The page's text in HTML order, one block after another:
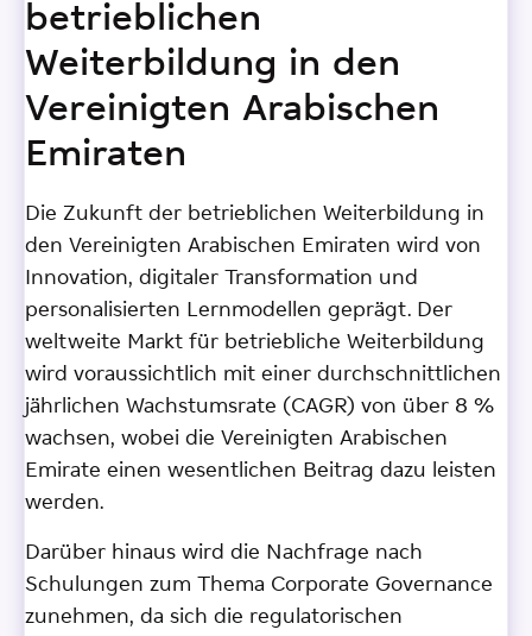
betrieblichen
Weiterbildung in den
Vereinigten Arabischen
Emiraten
Die Zukunft der betrieblichen Weiterbildung in
den Vereinigten Arabischen Emiraten wird von
Innovation, digitaler Transformation und
personalisierten Lernmodellen geprägt. Der
weltweite Markt für betriebliche Weiterbildung
wird voraussichtlich mit einer durchschnittlichen
jährlichen Wachstumsrate (CAGR) von über 8 %
wachsen, wobei die Vereinigten Arabischen
Emirate einen wesentlichen Beitrag dazu leisten
werden.
Darüber hinaus wird die Nachfrage nach
Schulungen zum Thema Corporate Governance
zunehmen, da sich die regulatorischen